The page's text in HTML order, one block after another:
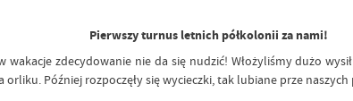
Pierwszy turnus letnich półkolonii za nami!
zdecydowanie nie da się nudzić! Włożyliśmy dużo
Później rozpoczęły się wycieczki, tak lubiane prze